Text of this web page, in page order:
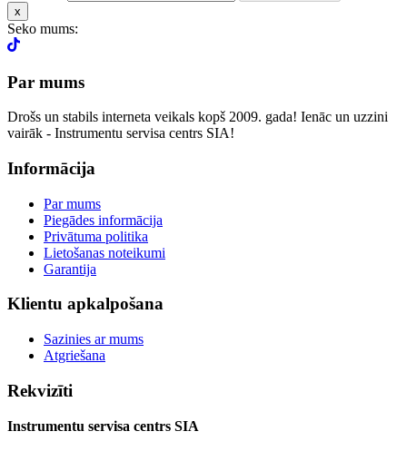
x
Seko mums:
Par mums
Drošs un stabils interneta veikals kopš 2009. gada! Ienāc un uzzini
vairāk - Instrumentu servisa centrs SIA!
Informācija
Par mums
Piegādes informācija
Privātuma politika
Lietošanas noteikumi
Garantija
Klientu apkalpošana
Sazinies ar mums
Atgriešana
Rekvizīti
Instrumentu servisa centrs SIA